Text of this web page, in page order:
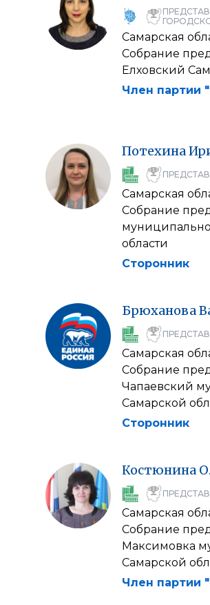
Самарская
Собрание
Елховский
Член партии
Потехина
Самарская
Собрание
области
Сторонник
Брюханова
Самарская
Собрание
Чапаевский
Самарской
Сторонник
Костюнина
Самарская
Собрание
Максимовка
Самарской
Член партии